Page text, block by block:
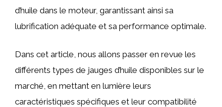
d’huile dans le moteur, garantissant ainsi sa
lubrification adéquate et sa performance optimale.
Dans cet article, nous allons passer en revue les
différents types de jauges d’huile disponibles sur le
marché, en mettant en lumière leurs
caractéristiques spécifiques et leur compatibilité